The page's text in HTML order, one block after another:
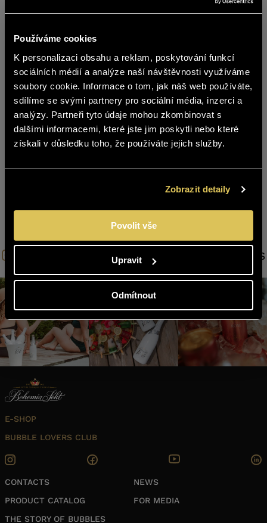
Používáme cookies
K personalizaci obsahu a reklam, poskytování funkcí
sociálních médií a analýze naší návštěvnosti využíváme
soubory cookie. Informace o tom, jak náš web používáte,
sdílíme se svými partnery pro sociální média, inzerci a
analýzy. Partneři tyto údaje mohou zkombinovat s
dalšími informacemi, které jste jim poskytli nebo které
získali v důsledku toho, že používáte jejich služby.
Zobrazit detaily
Povolit vše
Upravit
Odmítnout
The declaration was signed by Governor Kamal Farhan
and our director, Ondřej Beránek. Since 2005, we have
stood together behind activities that develop our region
—from tourism to culture to community life. For us, this
is a natural partnership in a place where we have our
Back to listing
Let's be together on the networks
E-SHOP
BUBBLE LOVERS CLUB
CONTACTS
PRODUCT CATALOG
THE STORY OF BUBBLES
NEWS
FOR MEDIA
čeština
The content of BOHEMIA SEKT website
is not suitable for people under 18
years of age.
NO